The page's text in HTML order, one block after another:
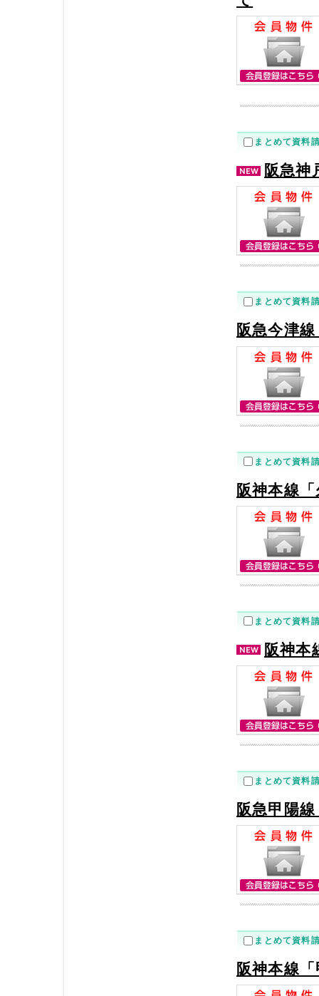
まとめて資料
阪急神
まとめて資料
阪急今津
まとめて資料
阪神本線
まとめて資料
阪神本
まとめて資料
阪急甲陽
まとめて資料
阪神本線